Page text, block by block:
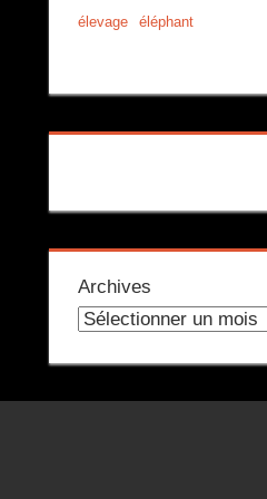
élevage éléphant
Archives